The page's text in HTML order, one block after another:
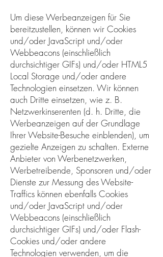
Um diese Werbeanzeigen für Sie
bereitzustellen, können wir Cookies
und/oder JavaScript und/oder
Webbeacons (einschließlich
durchsichtiger GIFs) und/oder HTML5
Local Storage und/oder andere
Technologien einsetzen. Wir können
auch Dritte einsetzen, wie z. B.
Netzwerkinserenten (d. h. Dritte, die
Werbeanzeigen auf der Grundlage
Ihrer Website-Besuche einblenden), um
gezielte Anzeigen zu schalten. Externe
Anbieter von Werbenetzwerken,
Werbetreibende, Sponsoren und/oder
Dienste zur Messung des Website-
Traffics können ebenfalls Cookies
und/oder JavaScript und/oder
Webbeacons (einschließlich
durchsichtiger GIFs) und/oder Flash-
Cookies und/oder andere
Technologien verwenden, um die